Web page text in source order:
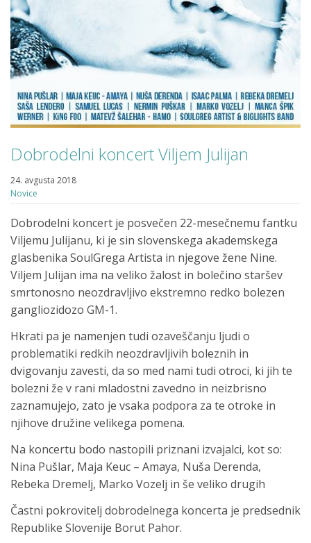
Dobrodelni koncert Viljem Julijan
24. avgusta 2018
Novice
Dobrodelni koncert je posvečen 22-mesečnemu fantku
Viljemu Julijanu, ki je sin slovenskega akademskega
glasbenika SoulGrega Artista in njegove žene Nine.
Viljem Julijan ima na veliko žalost in bolečino staršev
smrtonosno neozdravljivo ekstremno redko bolezen
gangliozidozo GM-1.
Hkrati pa je namenjen tudi ozaveščanju ljudi o
problematiki redkih neozdravljivih boleznih in
dvigovanju zavesti, da so med nami tudi otroci, ki jih te
bolezni že v rani mladostni zavedno in neizbrisno
zaznamujejo, zato je vsaka podpora za te otroke in
njihove družine velikega pomena.
Na koncertu bodo nastopili priznani izvajalci, kot so:
Nina Pušlar, Maja Keuc – Amaya, Nuša Derenda,
Rebeka Dremelj, Marko Vozelj in še veliko drugih
Častni pokrovitelj dobrodelnega koncerta je predsednik
Republike Slovenije Borut Pahor.